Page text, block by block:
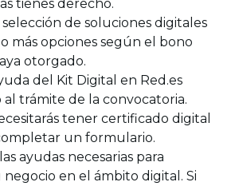
tienes derecho.
de soluciones digitales
más opciones según el bono
otorgado.
del Kit Digital en Red.es
al trámite de la convocatoria.
tener certificado digital
un formulario.
ayudas necesarias para
en el ámbito digital. Si